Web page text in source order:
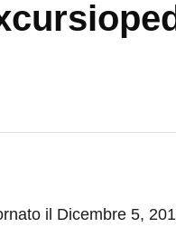
il Dicembre 5,